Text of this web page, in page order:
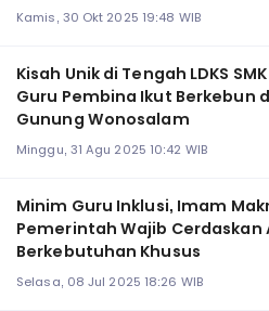
Kamis, 30 Okt 2025 19:48 WIB
Kisah Unik di Tengah LDKS SMK
Guru Pembina Ikut Berkebun
Gunung Wonosalam
Minggu, 31 Agu 2025 10:42 WIB
Minim Guru Inklusi, Imam
Pemerintah Wajib Cerdaskan
Berkebutuhan Khusus
Selasa, 08 Jul 2025 18:26 WIB